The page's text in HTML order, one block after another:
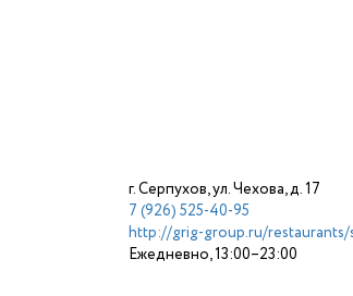
г. Серпухов, ул. Чехова, д. 17
7 (926) 525-40-95
http://grig-group.ru/restaurants/
Ежедневно, 13:00–23:00